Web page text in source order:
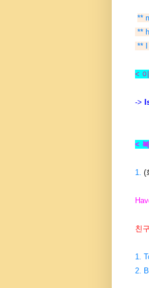
**
**
**
<
->
<
1. (
친
1.
2.